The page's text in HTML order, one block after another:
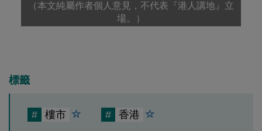
（本文純屬作者個人意見，不代表『港人講地』立
場。）
標籤
# 樓市 # 香港